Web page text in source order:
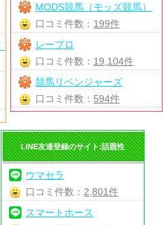
MODS競馬（モッズ競馬）
口コミ件数： 199件
レープロ
口コミ件数： 19,104件
競馬リベンジャーズ
口コミ件数： 594件
LINE友達登録のサイト:話題性
ウマセラ
口コミ件数： 2,801件
スマートホース